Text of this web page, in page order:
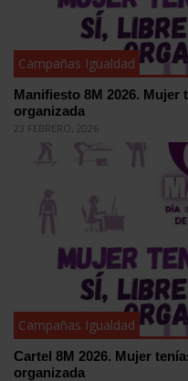
Campañas Igualdad
Manifiesto 8M 2026. Mujer
organizada
23 FEBRERO, 2026
Campañas Igualdad
Cartel 8M 2026. Mujer
organizada